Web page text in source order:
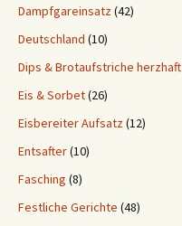
Dampfgareinsatz(42)
Deutschland (10)
Dips & Brotaufstriche herzhaft
Eis & Sorbet(26)
Eisbereiter Aufsatz(12)
Entsafter(10)
Fasching (8)
Festliche Gerichte (48)